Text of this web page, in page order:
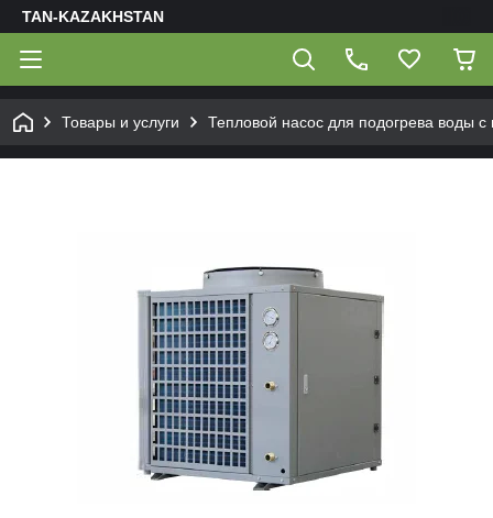
TAN-KAZAKHSTAN
Товары и услуги Тепловой насос для подогрева воды